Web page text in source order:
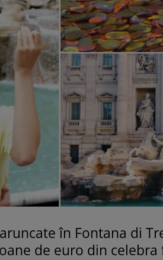
în Fontana di
de euro din celebra